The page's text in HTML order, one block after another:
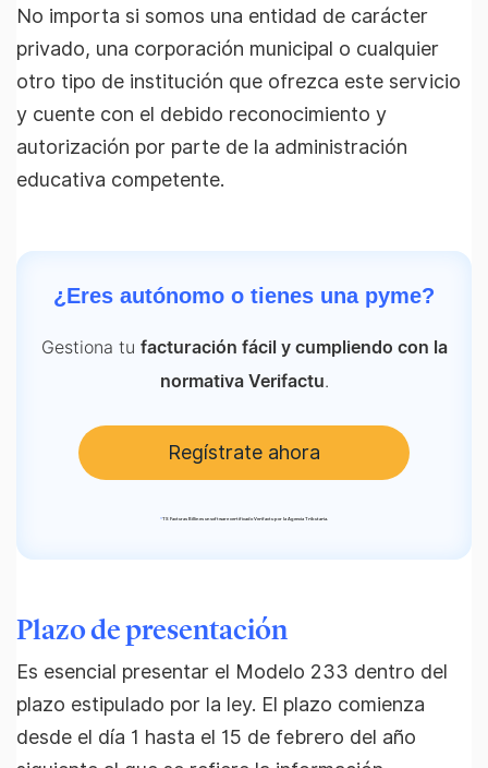
No importa si somos una entidad de carácter
privado, una corporación municipal o cualquier
otro tipo de institución que ofrezca este servicio
y cuente con el debido reconocimiento y
autorización por parte de la administración
educativa competente.
¿Eres autónomo o tienes una pyme?
Gestiona tu facturación fácil y cumpliendo con la
normativa Verifactu.
Regístrate ahora
*TS Facturas Billin es un software certificado Verifactu por la Agencia Tributaria.
Plazo de presentación
Es esencial presentar el Modelo 233 dentro del
plazo estipulado por la ley. El plazo comienza
desde el día 1 hasta el 15 de febrero del año